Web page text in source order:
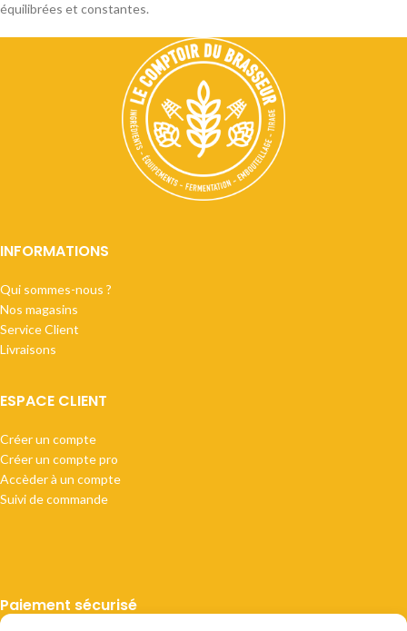
équilibrées et constantes.
INFORMATIONS
Qui sommes-nous ?
Nos magasins
Service Client
Livraisons
ESPACE CLIENT
Créer un compte
Créer un compte pro
Accèder à un compte
Suivi de commande
Paiement sécurisé